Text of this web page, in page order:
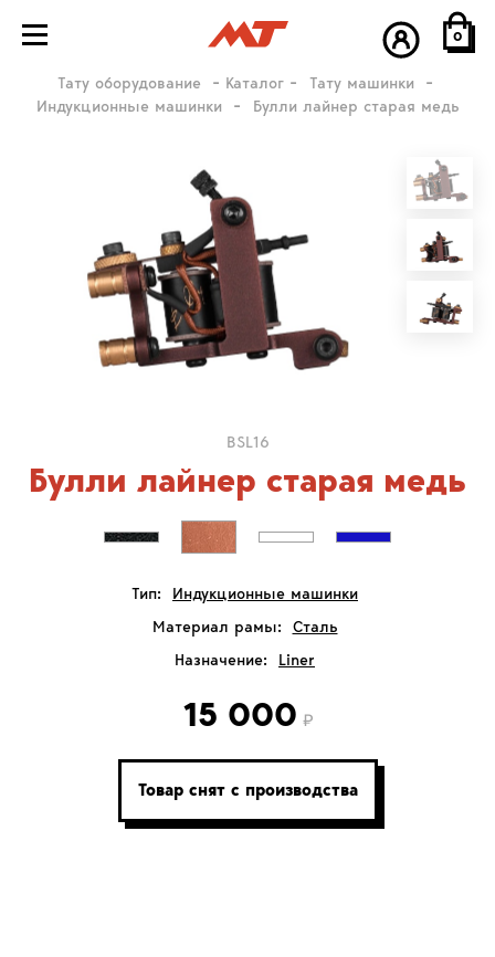
0
Тату оборудование Каталог
Тату машинки
Индукционные машинки
Булли лайнер старая медь
BSL16
Булли лайнер старая медь
Тип:
Индукционные машинки
Материал рамы:
Сталь
Назначение:
Liner
15 000
Товар снят с производства